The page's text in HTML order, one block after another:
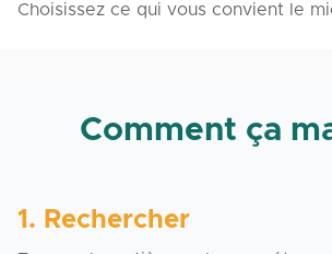
Choisissez ce qui vous convient le
Comment ça
1. Rechercher